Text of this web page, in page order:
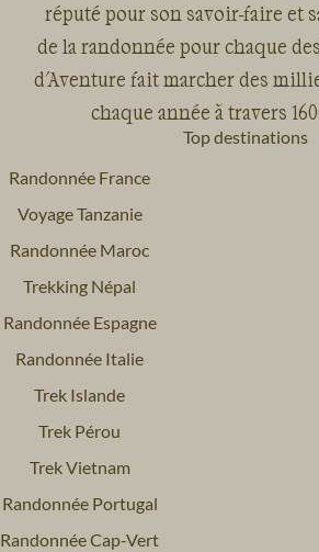
réputé pour son savoir-faire et
de la randonnée pour chaque
d'Aventure fait marcher des
chaque année à travers
Top destinations
Randonnée France
Voyage Tanzanie
Randonnée Maroc
Trekking Népal
Randonnée Espagne
Randonnée Italie
Trek Islande
Trek Pérou
Trek Vietnam
Randonnée Portugal
Randonnée Cap-Vert